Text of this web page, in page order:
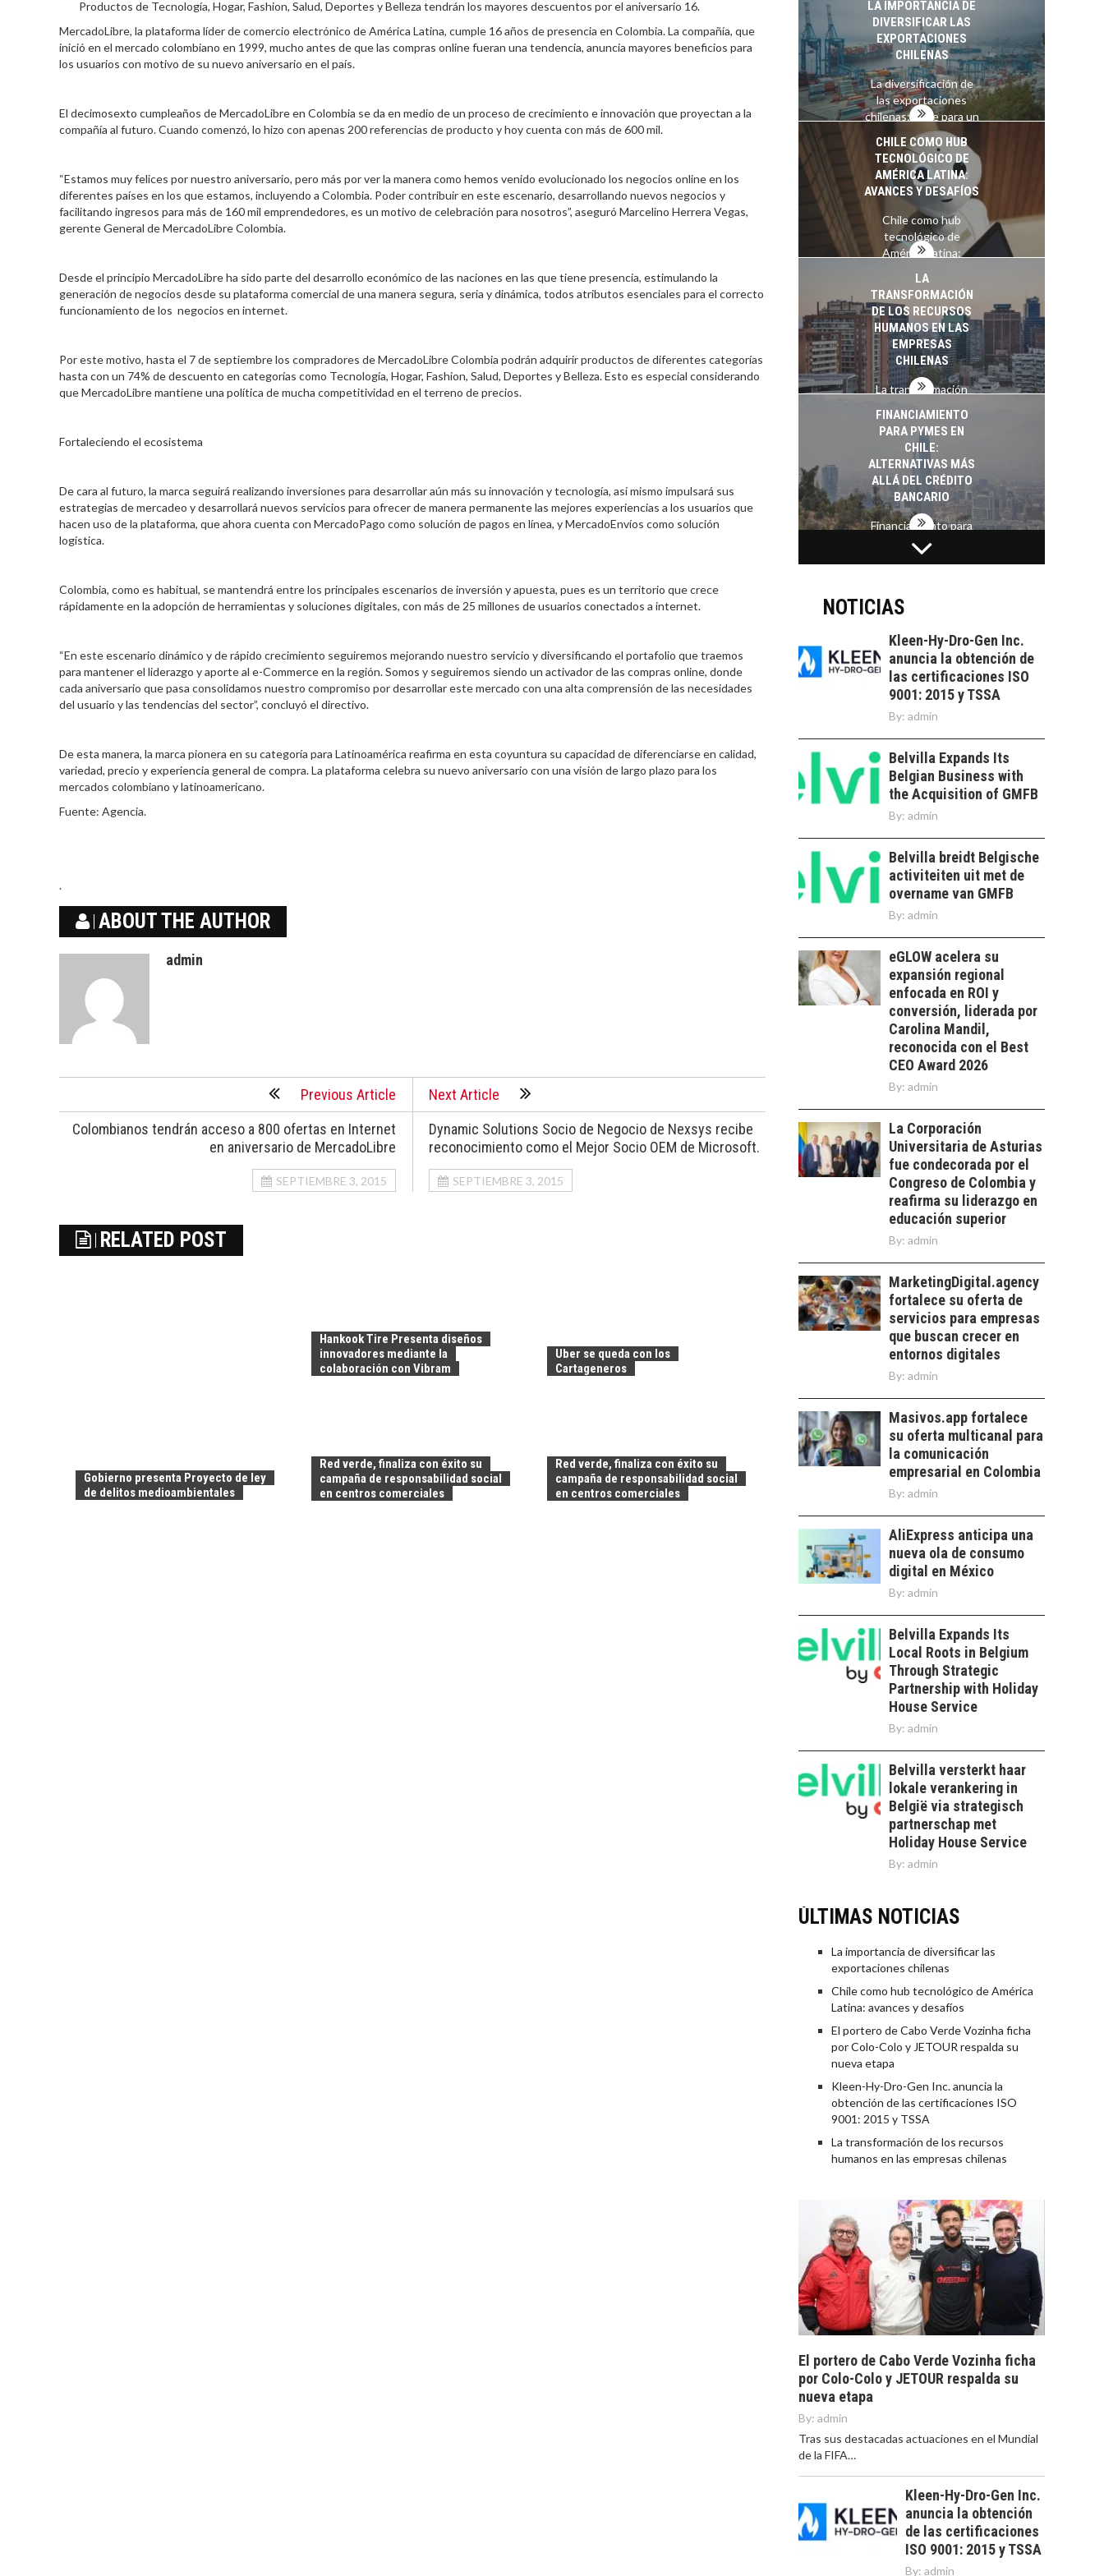
Productos de Tecnología, Hogar, Fashion, Salud, Deportes y Belleza tendrán los mayores descuentos por el aniversario 16.
MercadoLibre, la plataforma líder de comercio electrónico de América Latina, cumple 16 años de presencia en Colombia. La compañía, que
inició en el mercado colombiano en 1999, mucho antes de que las compras online fueran una tendencia, anuncia mayores beneficios para
los usuarios con motivo de su nuevo aniversario en el país.
El decimosexto cumpleaños de MercadoLibre en Colombia se da en medio de un proceso de crecimiento e innovación que proyectan a la
compañía al futuro. Cuando comenzó, lo hizo con apenas 200 referencias de producto y hoy cuenta con más de 600 mil.
“Estamos muy felices por nuestro aniversario, pero más por ver la manera como hemos venido evolucionado los negocios online en los
diferentes países en los que estamos, incluyendo a Colombia. Poder contribuir en este escenario, desarrollando nuevos negocios y
facilitando ingresos para más de 160 mil emprendedores, es un motivo de celebración para nosotros”, aseguró Marcelino Herrera Vegas,
gerente General de MercadoLibre Colombia.
Desde el principio MercadoLibre ha sido parte del desarrollo económico de las naciones en las que tiene presencia, estimulando la
generación de negocios desde su plataforma comercial de una manera segura, seria y dinámica, todos atributos esenciales para el correcto
funcionamiento de los negocios en internet.
Por este motivo, hasta el 7 de septiembre los compradores de MercadoLibre Colombia podrán adquirir productos de diferentes categorías
hasta con un 74% de descuento en categorías como Tecnología, Hogar, Fashion, Salud, Deportes y Belleza. Esto es especial considerando
que MercadoLibre mantiene una política de mucha competitividad en el terreno de precios.
Fortaleciendo el ecosistema
De cara al futuro, la marca seguirá realizando inversiones para desarrollar aún más su innovación y tecnología, así mismo impulsará sus
estrategias de mercadeo y desarrollará nuevos servicios para ofrecer de manera permanente las mejores experiencias a los usuarios que
hacen uso de la plataforma, que ahora cuenta con MercadoPago como solución de pagos en línea, y MercadoEnvíos como solución
logística.
Colombia, como es habitual, se mantendrá entre los principales escenarios de inversión y apuesta, pues es un territorio que crece
rápidamente en la adopción de herramientas y soluciones digitales, con más de 25 millones de usuarios conectados a internet.
“En este escenario dinámico y de rápido crecimiento seguiremos mejorando nuestro servicio y diversificando el portafolio que traemos
para mantener el liderazgo y aporte al e-Commerce en la región. Somos y seguiremos siendo un activador de las compras online, donde
cada aniversario que pasa consolidamos nuestro compromiso por desarrollar este mercado con una alta comprensión de las necesidades
del usuario y las tendencias del sector”, concluyó el directivo.
De esta manera, la marca pionera en su categoría para Latinoamérica reafirma en esta coyuntura su capacidad de diferenciarse en calidad,
variedad, precio y experiencia general de compra. La plataforma celebra su nuevo aniversario con una visión de largo plazo para los
mercados colombiano y latinoamericano.
Fuente: Agencia.
.
ABOUT THE AUTHOR
admin
Previous Article
Colombianos tendrán acceso a 800 ofertas en Internet
en aniversario de MercadoLibre
SEPTIEMBRE 3, 2015
Next Article
Dynamic Solutions Socio de Negocio de Nexsys recibe
reconocimiento como el Mejor Socio OEM de Microsoft.
SEPTIEMBRE 3, 2015
RELATED POST
Gobierno presenta Proyecto de ley
de delitos medioambientales
Hankook Tire Presenta diseños
innovadores mediante la
colaboración con Vibram
Uber se queda con los
Cartageneros
Red verde, finaliza con éxito su
campaña de responsabilidad social
en centros comerciales
Red verde, finaliza con éxito su
campaña de responsabilidad social
en centros comerciales
Estratégico para el
Desarrollo Turístico…
LA IMPORTANCIA DE
DIVERSIFICAR LAS
EXPORTACIONES
CHILENAS
La diversificación de
las exportaciones
chilenas: clave para un
crecimiento…
CHILE COMO HUB
TECNOLÓGICO DE
AMÉRICA LATINA:
AVANCES Y DESAFÍOS
Chile como hub
tecnológico de
América Latina:
LA
TRANSFORMACIÓN
DE LOS RECURSOS
HUMANOS EN LAS
EMPRESAS
CHILENAS
La transformación
recursos humanos en
las empresas…
FINANCIAMIENTO
PARA PYMES EN
CHILE:
ALTERNATIVAS MÁS
ALLÁ DEL CRÉDITO
BANCARIO
Financiamiento para
pymes en Chile:
alternativas que
EL CRECIMIENTO DE
LOS SERVICIOS
EXPORTADOS DESDE
El auge de las
exportaciones de
servicios digitales en
Chile:…
TURISMO EN EL
DESIERTO DE
ATACAMA:
OPORTUNIDADES
PARA EL
DESARROLLO LOCAL
El Desierto de
Atacama: Motor
LA IMPORTANCIA DE
DIVERSIFICAR LAS
EXPORTACIONES
CHILENAS
La diversificación de
las exportaciones
chilenas: clave para un
crecimiento…
CHILE COMO HUB
TECNOLÓGICO DE
AMÉRICA LATINA:
AVANCES Y DESAFÍOS
Chile como hub
tecnológico de
América Latina:
avances y desafíos…
TRANSFORMACIÓN
DE LOS RECURSOS
HUMANOS EN LAS
EMPRESAS
CHILENAS
La transformación
estratégica de los
recursos humanos en
FINANCIAMIENTO
PARA PYMES EN
CHILE:
ALTERNATIVAS MÁS
ALLÁ DEL CRÉDITO
BANCARIO
Financiamiento para
pymes en Chile:
alternativas que
crédito…
NOTICIAS
Kleen-Hy-Dro-Gen Inc.
anuncia la obtención de
las certificaciones ISO
9001: 2015 y TSSA
By: admin
Belvilla Expands Its
Belgian Business with
the Acquisition of GMFB
By: admin
Belvilla breidt Belgische
activiteiten uit met de
overname van GMFB
By: admin
eGLOW acelera su
expansión regional
enfocada en ROI y
conversión, liderada por
Carolina Mandil,
reconocida con el Best
CEO Award 2026
By: admin
La Corporación
Universitaria de Asturias
fue condecorada por el
Congreso de Colombia y
reafirma su liderazgo en
educación superior
By: admin
MarketingDigital.agency
fortalece su oferta de
servicios para empresas
que buscan crecer en
entornos digitales
By: admin
Masivos.app fortalece
su oferta multicanal para
la comunicación
empresarial en Colombia
By: admin
AliExpress anticipa una
nueva ola de consumo
digital en México
By: admin
Belvilla Expands Its
Local Roots in Belgium
Through Strategic
Partnership with Holiday
House Service
By: admin
Belvilla versterkt haar
lokale verankering in
België via strategisch
partnerschap met
Holiday House Service
By: admin
ÚLTIMAS NOTICIAS
La importancia de diversificar las
exportaciones chilenas
Chile como hub tecnológico de América
Latina: avances y desafíos
El portero de Cabo Verde Vozinha ficha
por Colo-Colo y JETOUR respalda su
nueva etapa
Kleen-Hy-Dro-Gen Inc. anuncia la
obtención de las certificaciones ISO
9001: 2015 y TSSA
La transformación de los recursos
humanos en las empresas chilenas
El portero de Cabo Verde Vozinha ficha
por Colo-Colo y JETOUR respalda su
nueva etapa
By: admin
Tras sus destacadas actuaciones en el Mundial
de la FIFA…
Kleen-Hy-Dro-Gen Inc.
anuncia la obtención
de las certificaciones
ISO 9001: 2015 y TSSA
By: admin